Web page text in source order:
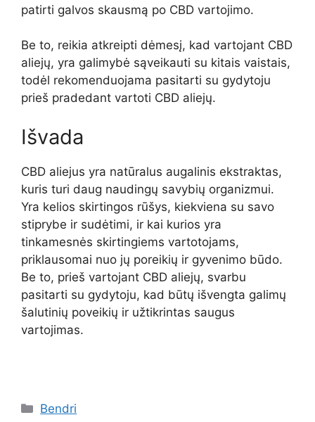
patirti galvos skausmą po CBD vartojimo.
Be to, reikia atkreipti dėmesį, kad vartojant CBD
aliejų, yra galimybė sąveikauti su kitais vaistais,
todėl rekomenduojama pasitarti su gydytoju
prieš pradedant vartoti CBD aliejų.
Išvada
CBD aliejus yra natūralus augalinis ekstraktas,
kuris turi daug naudingų savybių organizmui.
Yra kelios skirtingos rūšys, kiekviena su savo
stiprybe ir sudėtimi, ir kai kurios yra
tinkamesnės skirtingiems vartotojams,
priklausomai nuo jų poreikių ir gyvenimo būdo.
Be to, prieš vartojant CBD aliejų, svarbu
pasitarti su gydytoju, kad būtų išvengta galimų
šalutinių poveikių ir užtikrintas saugus
vartojimas.
Kategorijos
Bendri